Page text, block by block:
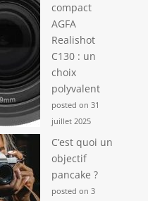
compact
AGFA
Realishot
C130 : un
choix
polyvalent
posted on 31
juillet 2025
C’est quoi un
objectif
pancake ?
posted on 3